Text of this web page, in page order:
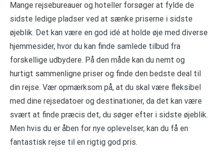
Mange rejsebureauer og hoteller forsøger at fylde de
sidste ledige pladser ved at sænke priserne i sidste
øjeblik. Det kan være en god idé at holde øje med diverse
hjemmesider, hvor du kan finde samlede tilbud fra
forskellige udbydere. På den måde kan du nemt og
hurtigt sammenligne priser og finde den bedste deal til
din rejse. Vær opmærksom på, at du skal være fleksibel
med dine rejsedatoer og destinationer, da det kan være
svært at finde præcis det, du søger efter i sidste øjeblik.
Men hvis du er åben for nye oplevelser, kan du få en
fantastisk rejse til en rigtig god pris.